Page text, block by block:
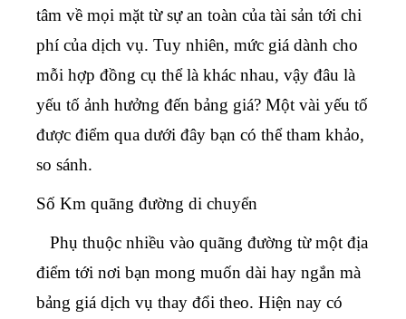
tâm về mọi mặt từ sự an toàn của tài sản tới chi
phí của dịch vụ. Tuy nhiên, mức giá dành cho
mỗi hợp đồng cụ thể là khác nhau, vậy đâu là
yếu tố ảnh hưởng đến bảng giá? Một vài yếu tố
được điểm qua dưới đây bạn có thể tham khảo,
so sánh.
Số Km quãng đường di chuyển
Phụ thuộc nhiều vào quãng đường từ một địa
điểm tới nơi bạn mong muốn dài hay ngắn mà
bảng giá dịch vụ thay đổi theo. Hiện nay có